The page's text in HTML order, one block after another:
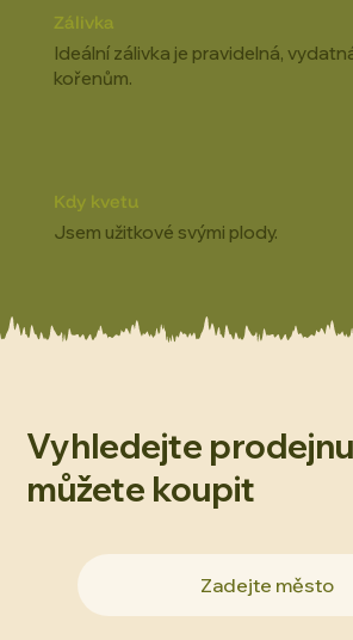
Zálivka
Ideální zálivka je pravidelná,
kořenům.
Kdy kvetu
Jsem užitkové svými plody.
Vyhledejte
můžete koupit